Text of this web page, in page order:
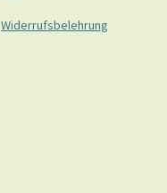
Widerrufsbelehrung